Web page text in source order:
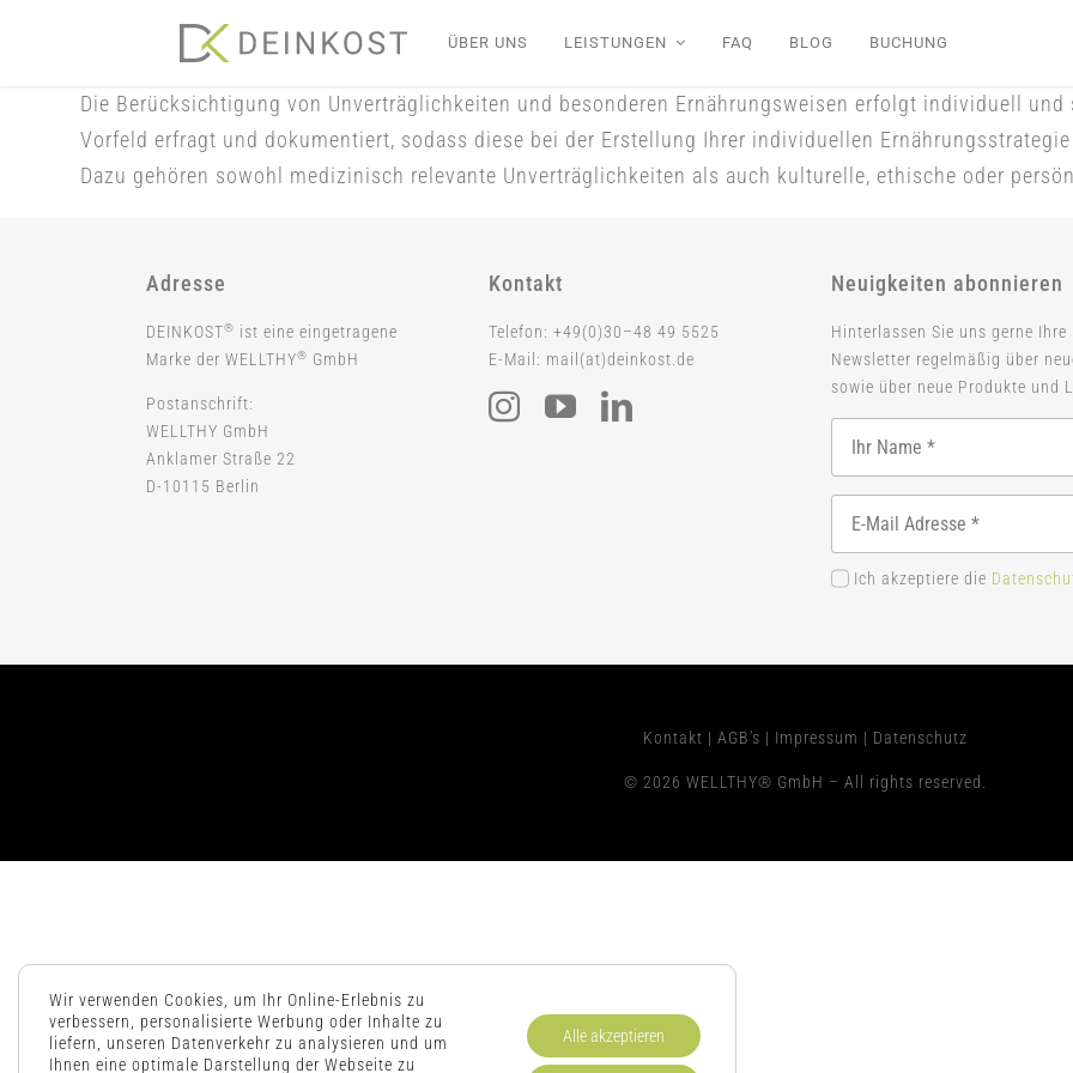
ÜBER UNS LEISTUNGEN FAQ BLOG BUCHUNG
Die Berücksichtigung von Unverträglichkeiten und besonderen Ernährungsweisen erfolgt individuell
Vorfeld erfragt und dokumentiert, sodass diese bei der Erstellung Ihrer individuellen
Dazu gehören sowohl medizinisch relevante Unverträglichkeiten als auch kulturelle, ethische oder
Adresse
DEINKOST® ist eine eingetragene
Marke der WELLTHY® GmbH
Postanschrift:
WELLTHY GmbH
Anklamer Straße 22
D-10115 Berlin
Kontakt
Telefon: +49(0)30–48 49 5525
E-Mail: mail(at)deinkost.de
Neuigkeiten abonnieren
Hinterlassen Sie uns gerne
Newsletter regelmäßig über
sowie über neue Produkte und
Ich akzeptiere die
Kontakt | AGB’s | Impressum | Datenschutz
© 2026 WELLTHY® GmbH – All rights reserved.
Wir verwenden Cookies, um Ihr Online-Erlebnis zu
verbessern, personalisierte Werbung oder Inhalte zu
liefern, unseren Datenverkehr zu analysieren und um
Ihnen eine optimale Darstellung der Webseite zu
Alle akzeptieren